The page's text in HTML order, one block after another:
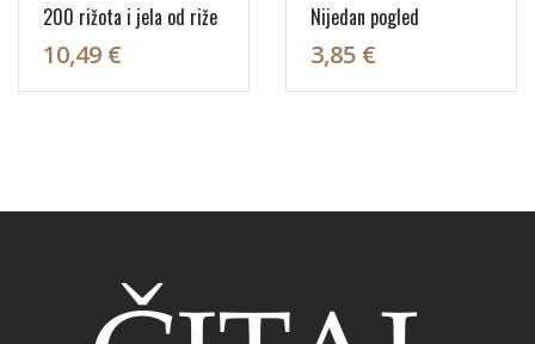
200 rižota i jela od riže
10,49 €
Nijedan pogled
3,85 €